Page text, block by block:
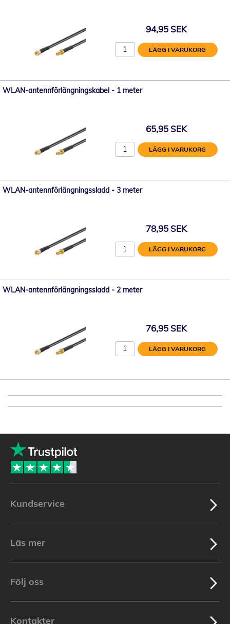
94,95 SEK
LÄGG I VARUKORG
WLAN-antennförlängningskabel - 1 meter
65,95 SEK
LÄGG I VARUKORG
WLAN-antennförlängningssladd - 3 meter
78,95 SEK
LÄGG I VARUKORG
WLAN-antennförlängningssladd - 2 meter
76,95 SEK
LÄGG I VARUKORG
Kundservice
Läs mer
Följ oss
Kontakter